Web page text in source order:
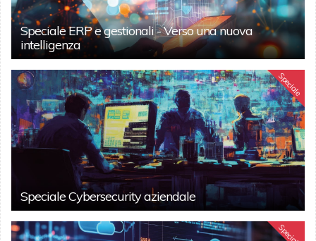
Speciale ERP e gestionali - Verso una nuova
intelligenza
Speciale
Speciale Cybersecurity aziendale